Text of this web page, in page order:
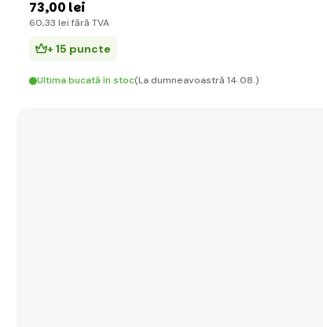
73,00 lei
60,33 lei fără TVA
+ 15 puncte
Ultima bucată în stoc(La dumneavoastră 14.08.)